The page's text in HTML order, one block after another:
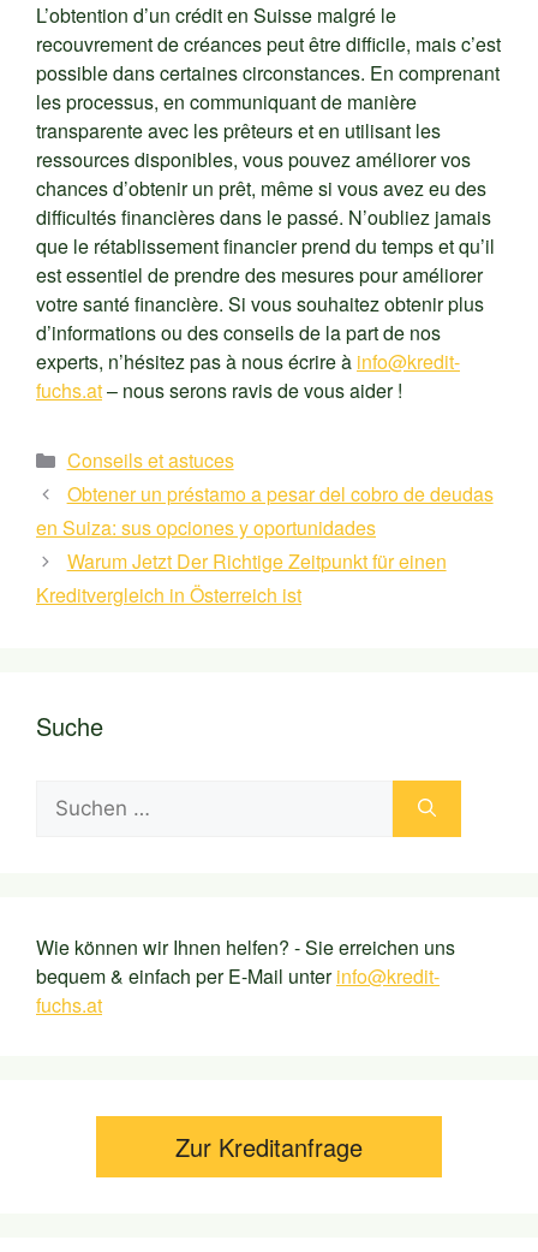
L’obtention d’un crédit en Suisse malgré le
recouvrement de créances peut être difficile, mais c’est
possible dans certaines circonstances. En comprenant
les processus, en communiquant de manière
transparente avec les prêteurs et en utilisant les
ressources disponibles, vous pouvez améliorer vos
chances d’obtenir un prêt, même si vous avez eu des
difficultés financières dans le passé. N’oubliez jamais
que le rétablissement financier prend du temps et qu’il
est essentiel de prendre des mesures pour améliorer
votre santé financière. Si vous souhaitez obtenir plus
d’informations ou des conseils de la part de nos
experts, n’hésitez pas à nous écrire à info@kredit-
fuchs.at– nous serons ravis de vous aider !
Kategorien
Conseils et astuces
Obtener un préstamo a pesar del cobro de deudas
en Suiza: sus opciones y oportunidades
Warum Jetzt Der Richtige Zeitpunkt für einen
Kreditvergleich in Österreich ist
Suche
Suchen
nach:
Wie können wir Ihnen helfen? - Sie erreichen uns
bequem & einfach per E-Mail unterinfo@kredit-
fuchs.at
Zur Kreditanfrage